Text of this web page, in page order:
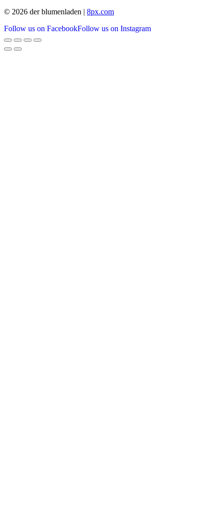
© 2026 der blumenladen | 8px.com
Follow us on FacebookFollow us on Instagram